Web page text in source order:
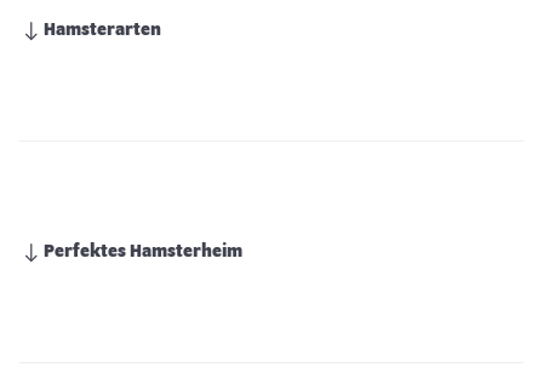
Hamsterarten
Perfektes Hamsterheim